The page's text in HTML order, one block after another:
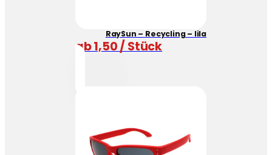
RaySun – Recycling – lila
ab 1,50 / Stück